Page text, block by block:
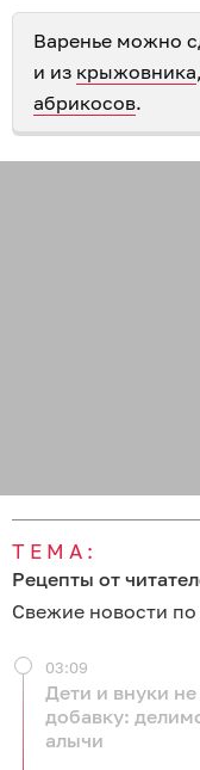
Варенье можно
и из крыжовника,
абрикосов.
ТЕМА:
Рецепты от
Свежие новости
Дети и внуки
добавку:
алычи
03:09